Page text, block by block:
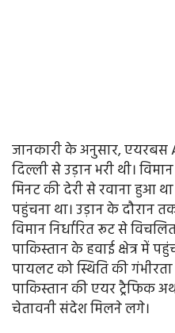
जानकारी के अनुसार, एयरबस
दिल्ली से उड़ान भरी थी।
मिनट की देरी से रवाना हुआ
पहुंचना था। उड़ान के दौरान
विमान निर्धारित रूट से
पाकिस्तान के हवाई क्षेत्र में
पायलट को स्थिति की
पाकिस्तान की एयर ट्रैफिक
चेतावनी संदेश मिलने लगे।